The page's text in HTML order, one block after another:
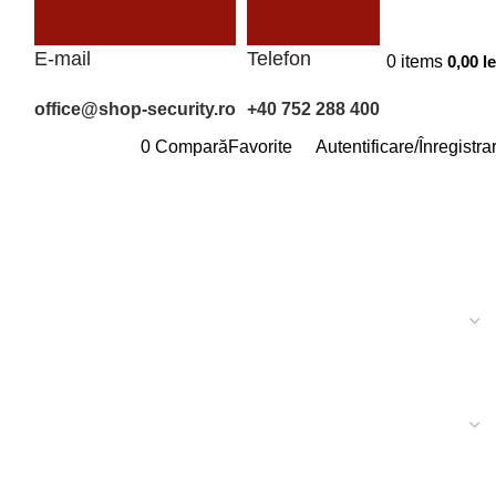
E-mail
office@shop-security.ro
Telefon
+40 752 288 400
0 items 0,00
0 ComparăFavorite Autentificare/